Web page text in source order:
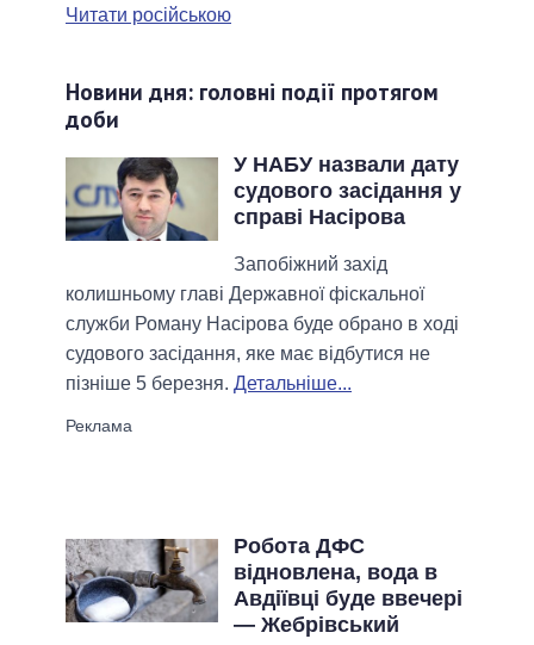
Читати російською
Новини дня: головні події протягом
доби
У НАБУ назвали дату
судового засідання у
справі Насірова
Запобіжний захід
колишньому главі Державної фіскальної
служби Роману Насірова буде обрано в ході
судового засідання, яке має відбутися не
пізніше 5 березня. Детальніше...
Робота ДФС
відновлена, вода в
Авдіївці буде ввечері
— Жебрівський